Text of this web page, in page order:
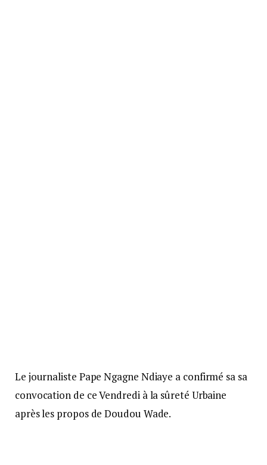
Le journaliste Pape Ngagne Ndiaye a confirmé sa sa
convocation de ce Vendredi à la sûreté Urbaine
après les propos de Doudou Wade.